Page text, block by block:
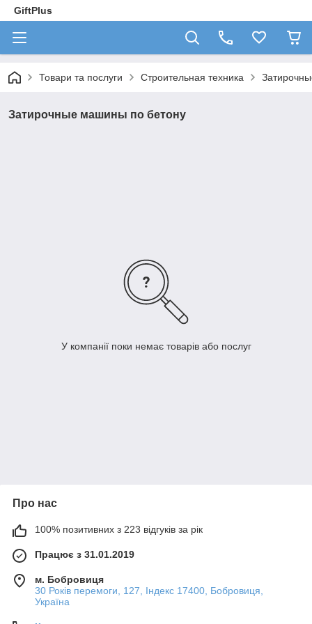
GiftPlus
Товари та послуги Строительная техника
Затирочные машины по бетону
У компанії поки немає товарів або послуг
Про нас
100% позитивних з 223 відгуків за рік
Працює з 31.01.2019
м. Бобровиця
30 Років перемоги, 127, Індекс 17400, Бобровиця,
Україна